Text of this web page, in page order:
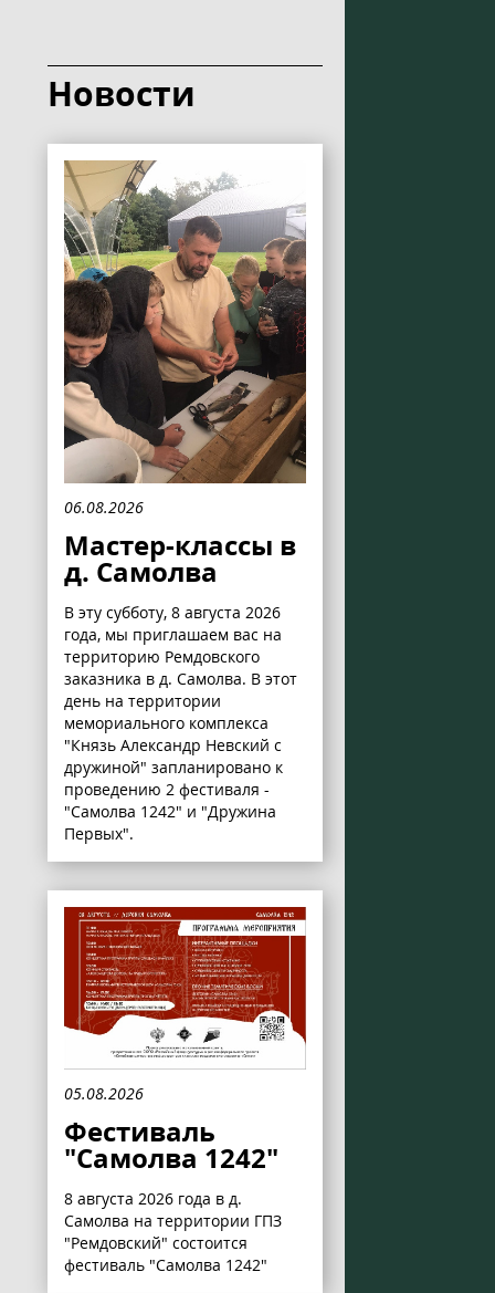
Новости
06.08.2026
Мастер-классы в
д. Самолва
В эту субботу, 8 августа 2026
года, мы приглашаем вас на
территорию Ремдовского
заказника в д. Самолва. В этот
день на территории
мемориального комплекса
"Князь Александр Невский с
дружиной" запланировано к
проведению 2 фестиваля -
"Самолва 1242" и "Дружина
Первых".
05.08.2026
Фестиваль
"Самолва 1242"
8 августа 2026 года в д.
Самолва на территории ГПЗ
"Ремдовский" состоится
фестиваль "Самолва 1242"